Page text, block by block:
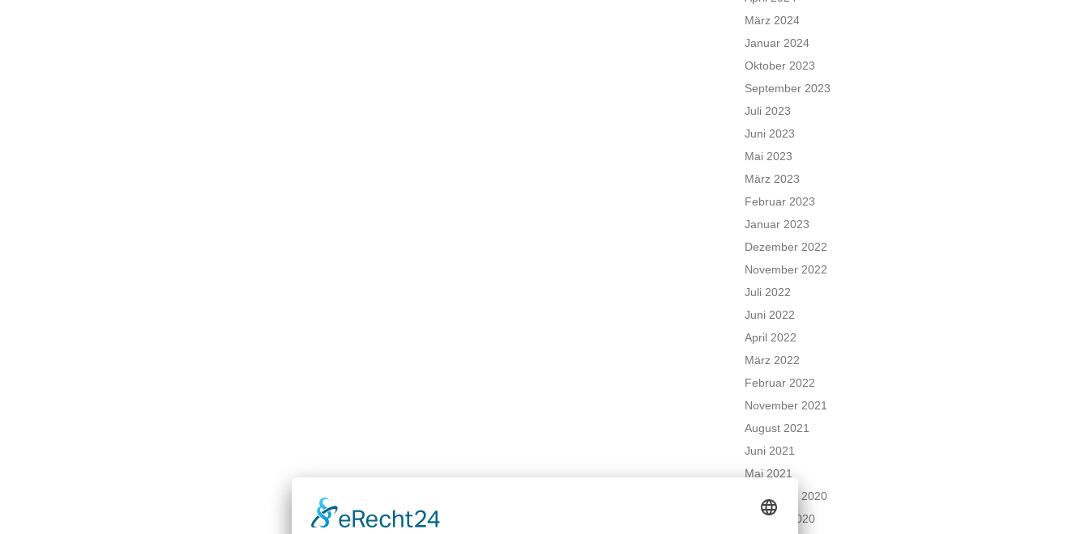
März 2024
Januar 2024
Oktober 2023
September 2023
Juli 2023
Juni 2023
Mai 2023
März 2023
Februar 2023
Januar 2023
Dezember 2022
November 2022
Juli 2022
Juni 2022
April 2022
März 2022
Februar 2022
November 2021
August 2021
Juni 2021
Mai 2021
Dezember 2020
Oktober 2020